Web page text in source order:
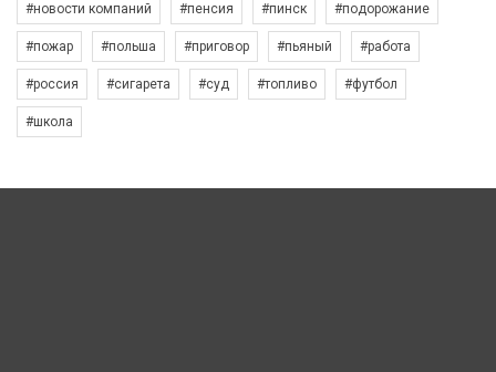
#новости компаний #пенсия #пинск #подорожание
#пожар #польша #приговор #пьяный #работа
#россия #сигарета #суд #топливо #футбол
#школа